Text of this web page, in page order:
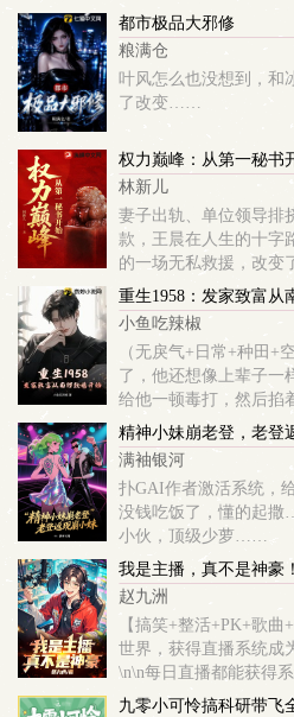
婚？”\n陈不凡只看了她
婚。”\n沈清月冷笑：“
都市极品大邪修
粮满仓
叶风怎么也没想到，和
了改变……
权力巅峰：从第一秘书
林新儿
妻子出轨、单位领导排
款，王晨在人生的十字
的一场无私救援，改
重生1958：发家致富从
小鱼吃辣椒
（无戾气+日常+种田+
了，他还想像上辈子一
给他一顿毒打，然后掐
害一千年，于是，他只
大军中的一员，首先要
精神小妹崩老登，老登
满袖银河
扑GAI作者激活系统，
没钱吃饭了，懂的起
小伙，顶级少萝……
我是主播，真不是神豪！
赵九洲
【搞笑+整活+PK+歌
世界，获得直播系统成
\n\n每日直播都能获得
能成神豪。 \n\n我是文
九零小可怜搞科研带飞